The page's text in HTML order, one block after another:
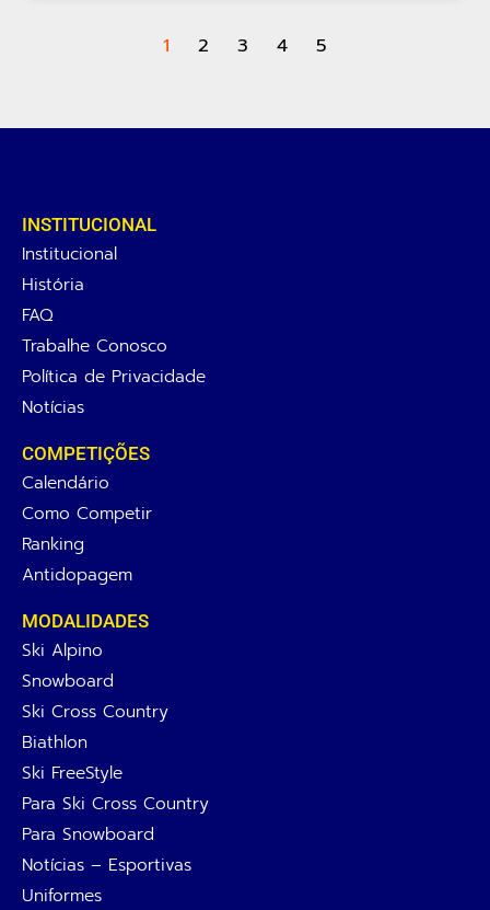
1 2 3 4 5
INSTITUCIONAL
Institucional
História
FAQ
Trabalhe Conosco
Política de Privacidade
Notícias
COMPETIÇÕES
Calendário
Como Competir
Ranking
Antidopagem
MODALIDADES
Ski Alpino
Snowboard
Ski Cross Country
Biathlon
Ski FreeStyle
Para Ski Cross Country
Para Snowboard
Notícias – Esportivas
Uniformes